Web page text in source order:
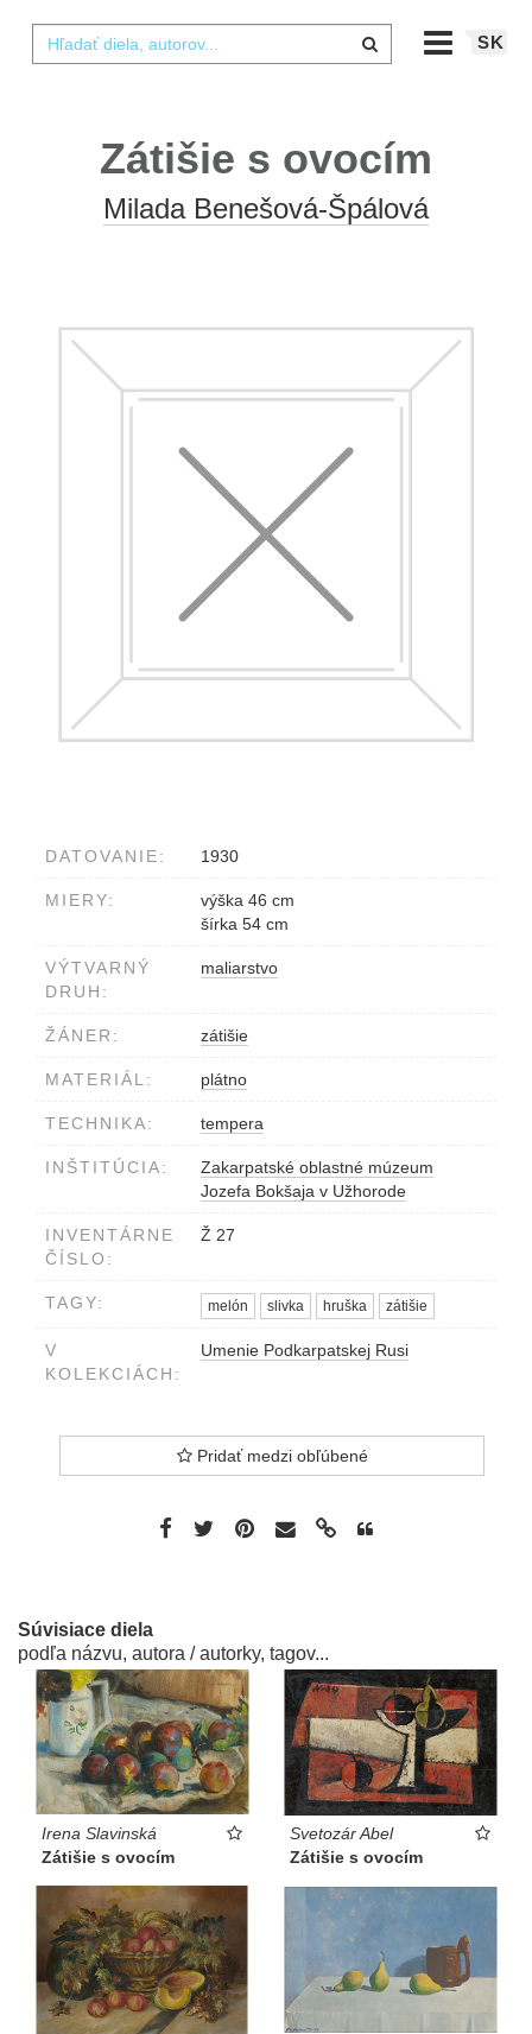
SK
Zátišie s ovocím
Milada Benešová-Špálová
DATOVANIE: 1930
MIERY:
výška 46 cm
šírka 54 cm
VÝTVARNÝ
DRUH:
maliarstvo
ŽÁNER: zátišie
MATERIÁL: plátno
TECHNIKA: tempera
INŠTITÚCIA:
Zakarpatské oblastné múzeum
Jozefa Bokšaja v Užhorode
INVENTÁRNE
ČÍSLO:
Ž 27
TAGY: melón slivka hruška zátišie
V
KOLEKCIÁCH:
Umenie Podkarpatskej Rusi
Pridať medzi obľúbené
Súvisiace diela
podľa názvu, autora / autorky, tagov...
Irena Slavinská
Zátišie s ovocím
Svetozár Abel
Zátišie s ovocím